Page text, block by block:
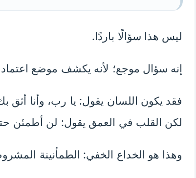
ليس هذا سؤالًا باردًا.
إنه سؤال موجع؛ لأنه يكشف موضع
فقد يكون اللسان يقول: يا رب، وأنا أثق
لكن القلب في العمق يقول: لن أطمئن
وهذا هو الخداع الخفي: الطمأنينة